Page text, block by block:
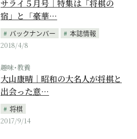
サライ５月号｜特集は「将棋の
宿」と「豪華…
バックナンバー
本誌情報
2018/4/8
趣味･教養
大山康晴｜昭和の大名人が将棋と
出会った意…
将棋
2017/9/14